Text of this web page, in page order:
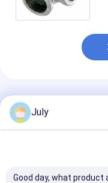
추천된 제품
July
Good day, what product